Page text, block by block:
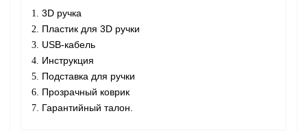
3D ручка
Пластик для 3D ручки
USB-кабель
Инструкция
Подставка для ручки
Прозрачный коврик
Гарантийный талон.